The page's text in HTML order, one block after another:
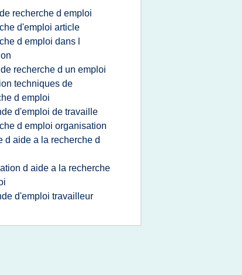
recherche d emploi
d'emploi article
d emploi dans l
recherche d un emploi
techniques de
d emploi
d'emploi de travaille
d emploi organisation
d aide a la recherche d
d aide a la recherche
d'emploi travailleur